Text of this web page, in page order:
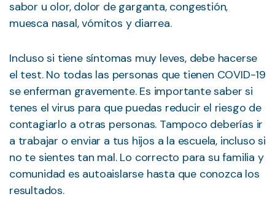
sabor u olor, dolor de garganta, congestión,
muesca nasal, vómitos y diarrea.
Incluso si tiene síntomas muy leves, debe hacerse
el test. No todas las personas que tienen COVID-19
se enferman gravemente. Es importante saber si
tenes el virus para que puedas reducir el riesgo de
contagiarlo a otras personas. Tampoco deberías ir
a trabajar o enviar a tus hijos a la escuela, incluso si
no te sientes tan mal. Lo correcto para su familia y
comunidad es autoaislarse hasta que conozca los
resultados.